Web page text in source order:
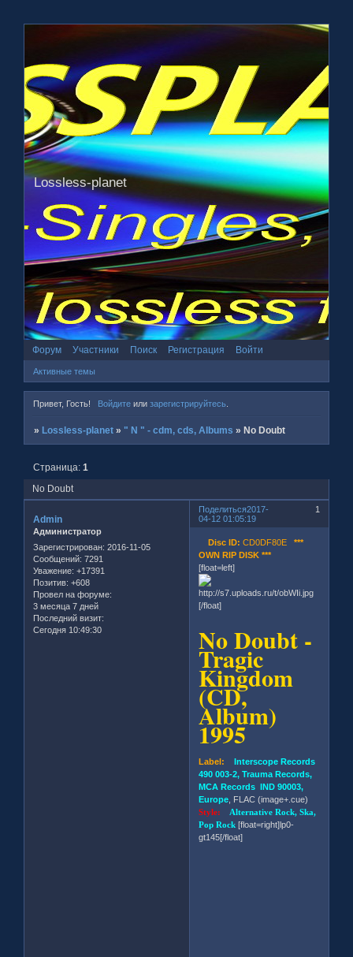
Lossless-planet
Форум Участники Поиск Регистрация Войти
Активные темы
Привет, Гость! Войдитеили зарегистрируйтесь.
» Lossless-planet » " N " - cdm, cds, Albums » No Doubt
No Doubt
Страница:1
Поделиться 1
2017-
04-12 01:05:19
Admin
Администратор
Зарегистрирован: 2016-11-05
Сообщений: 7291
Уважение: +17391
Позитив: +608
Провел на форуме:
3 месяца 7 дней
Последний визит:
Сегодня 10:49:30
Disc ID: CD0DF80E***
OWN RIP DISK ***
[float=left]
[/float]
No Doubt -
Tragic
Kingdom
(CD,
Album)
1995
Label: Interscope Records
490 003-2, Trauma Records,
MCA Records IND 90003,
Europe , FLAC (image+.cue)
Style: Alternative Rock, Ska,
Pop Rock[float=right]lp0-
gt145[/float]